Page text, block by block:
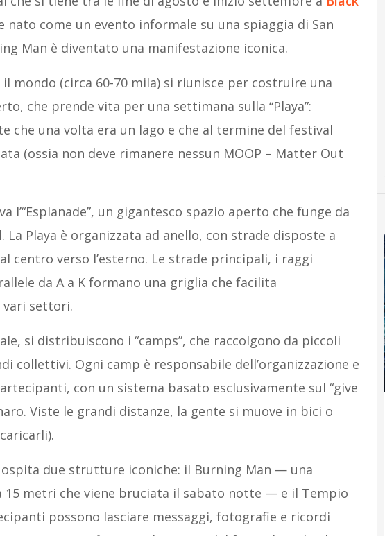
nato come un evento informale su una spiaggia di San
Man è diventato una manifestazione iconica.
mondo (circa 60-70 mila) si riunisce per costruire una
che prende vita per una settimana sulla “Playa”:
che una volta era un lago e che al termine del festival
(ossia non deve rimanere nessun MOOP – Matter Out
l’“Esplanade”, un gigantesco spazio aperto che funge da
Playa è organizzata ad anello, con strade disposte a
centro verso l’esterno. Le strade principali, i raggi
da A a K formano una griglia che facilita
vari settori.
si distribuiscono i “camps”, che raccolgono da piccoli
collettivi. Ogni camp è responsabile dell’organizzazione e
con un sistema basato esclusivamente sul “give
Viste le grandi distanze, la gente si muove in bici o
ospita due strutture iconiche: il Burning Man — una
15 metri che viene bruciata il sabato notte — e il Tempio
possono lasciare messaggi, fotografie e ricordi